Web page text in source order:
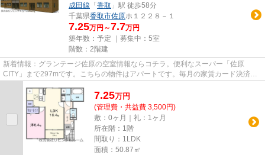
成田線 「 香取 」駅 徒歩58分
千葉県香取市佐原ホ１２２８－１
7.25万円～7.7万円
築年数：予定 ｜募集中： 5室
階数：2階建
新着情報：グランテージ佐原の空室情報ならコチラ。便利なスーパー「佐原
CITY」まで297mです。こちらの物件はアパートです。毎月の家賃カード決済
7.25万円
(管理費・共益費 3,500円)
敷：0ヶ月｜礼：1ヶ月
所在階：1階
間取り：1LDK
面積：50.87㎡